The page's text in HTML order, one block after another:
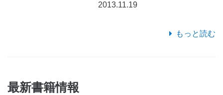
2013.11.19
もっと読む
最新書籍情報